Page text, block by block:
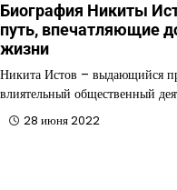
Биография Никиты
путь, впечатляющие
жизни
Никита Истов – выдающийся
влиятельный общественный
28 июня 2022